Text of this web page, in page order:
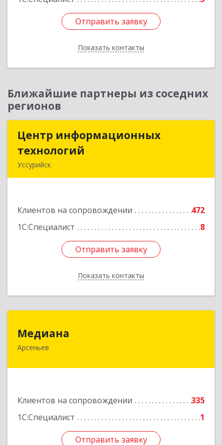
Отправить заявку
Показать контакты
Отправить заявку
Назад
Ближайшие партнеры из соседних
регионов
Центр информационных
технологий
Уссурийск
Клиентов на сопровождении
472
1С:Специалист
8
Отправить заявку
Показать контакты
Центр информационных
Подробнее
Отправить заявку
Назад
Медиана
Арсеньев
Клиентов на сопровождении
335
1С:Специалист
1
Отправить заявку
Отправить заявку